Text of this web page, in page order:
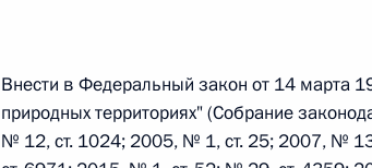
26 июля 2026 года
Внести в Федеральный закон от 14 марта
природных территориях" (Собрание
№ 12, ст. 1024; 2005, № 1, ст. 25; 2007, №